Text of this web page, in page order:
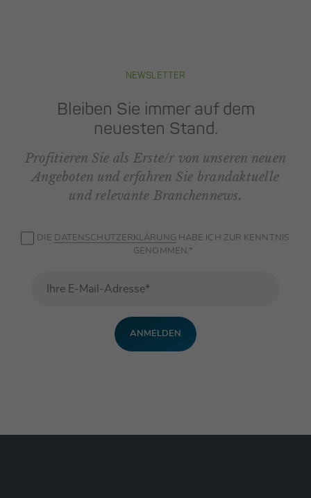
NEWSLETTER
Bleiben Sie immer auf dem
neuesten Stand.
Profitieren Sie als Erste/r von unseren neuen
Angeboten und erfahren Sie brandaktuelle
und relevante Branchennews.
DIE DATEN­SCHUTZ­ERKLÄRUNG HABE ICH ZUR KENNTNIS
GENOMMEN.*